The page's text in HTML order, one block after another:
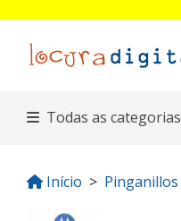
Todas as categorias
Início Pinganillos